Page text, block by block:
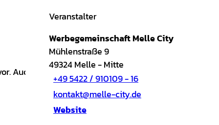
Auch
Veranstalter
Werbegemeinschaft Melle City
Mühlenstraße 9
49324Melle- Mitte
+49 5422 / 910109 - 16
kontakt@melle-city.de
Website